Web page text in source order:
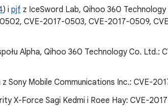
) i pjf z IceSword Lab, Qihoo 360
CVE-2017-0503, CVE-2017-0509,
Alpha, Qihoo 360 Technology Co. Ltd.:
Sony Mobile Communications Inc.: CVE-
X-Force Sagi Kedmi i Roee Hay: CVE-